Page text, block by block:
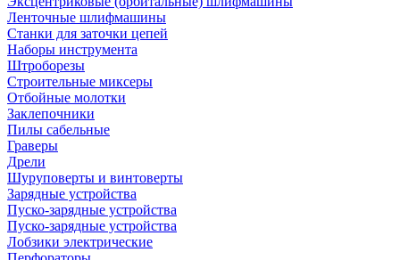
Ленточные шлифмашины
Станки для заточки цепей
Наборы инструмента
Штроборезы
Строительные миксеры
Отбойные молотки
Заклепочники
Пилы сабельные
Граверы
Дрели
Шуруповерты и винтоверты
Зарядные устройства
Пуско-зарядные устройства
Пуско-зарядные устройства
Лобзики электрические